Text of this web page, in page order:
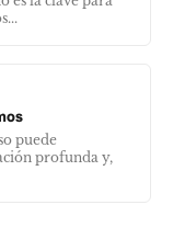
puede
profunda y,